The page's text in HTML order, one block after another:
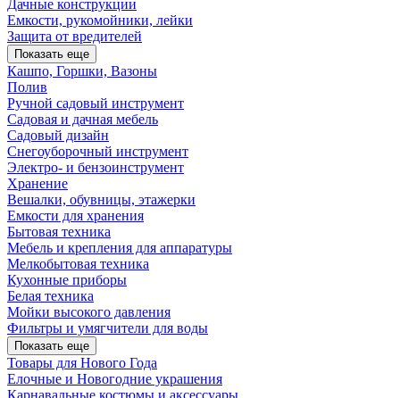
Дачные конструкции
Емкости, рукомойники, лейки
Защита от вредителей
Показать еще
Кашпо, Горшки, Вазоны
Полив
Ручной садовый инструмент
Садовая и дачная мебель
Садовый дизайн
Снегоуборочный инструмент
Электро- и бензоинструмент
Хранение
Вешалки, обувницы, этажерки
Емкости для хранения
Бытовая техника
Мебель и крепления для аппаратуры
Мелкобытовая техника
Кухонные приборы
Белая техника
Мойки высокого давления
Фильтры и умягчители для воды
Показать еще
Товары для Нового Года
Елочные и Новогодние украшения
Карнавальные костюмы и аксессуары